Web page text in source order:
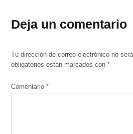
Deja un comentario
Tu dirección de correo electrónico no
obligatorios están marcados con*
Comentario*